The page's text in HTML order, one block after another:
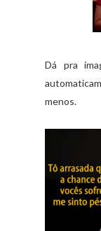
Dá pra
menos.